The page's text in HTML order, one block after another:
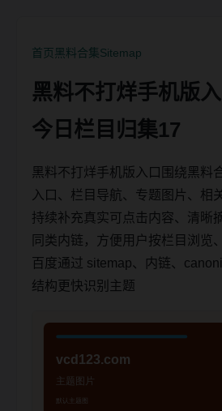
首页黑料合集Sitemap
黑料不打烊手机版
今日栏目归集17
黑料不打烊手机版入口围绕黑料
入口、栏目导航、专题图片、相
持续补充真实可点击内容、清晰
同类内链，方便用户按栏目浏览
百度通过 sitemap、内链、
结构更快识别主题